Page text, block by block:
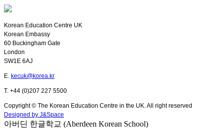
Korean Education Centre UK
Korean Embassy
60 Buckingham Gate
London
SW1E 6AJ
E. kecuk@korea.kr
T. +44 (0)207 227 5500
Copyright © The Korean Education Centre in the UK. All right reserved
Designed by J&Space
아버딘 한글학교 (Aberdeen Korean School)